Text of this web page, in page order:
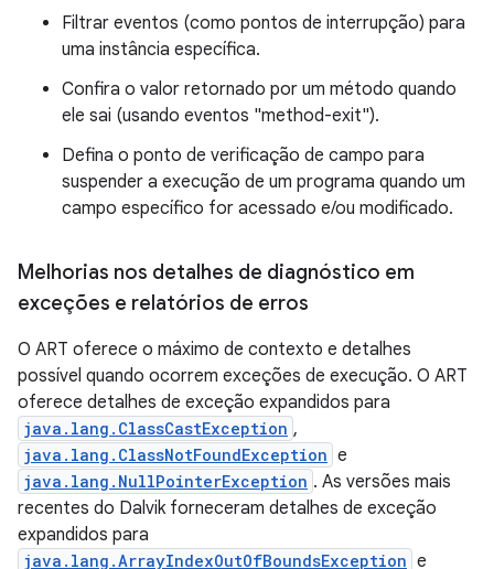
Filtrar eventos (como pontos de interrupção) para
uma instância específica.
Confira o valor retornado por um método quando
ele sai (usando eventos "method-exit").
Defina o ponto de verificação de campo para
suspender a execução de um programa quando um
campo específico for acessado e/ou modificado.
Melhorias nos detalhes de diagnóstico em
exceções e relatórios de erros
O ART oferece o máximo de contexto e detalhes
possível quando ocorrem exceções de execução. O ART
oferece detalhes de exceção expandidos para
java.lang.ClassCastException ,
java.lang.ClassNotFoundException e
java.lang.NullPointerException . As versões mais
recentes do Dalvik forneceram detalhes de exceção
expandidos para
java.lang.ArrayIndexOutOfBoundsException e